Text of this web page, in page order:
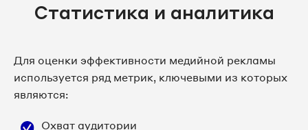
Статистика и аналитика
Для оценки эффективности медийной рекламы
используется ряд метрик, ключевыми из которых
являются:
Охват аудитории